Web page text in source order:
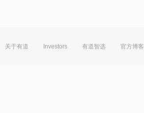
关于有道 Investors 有道智选 官方博客